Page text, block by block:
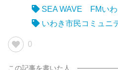
SEA WAVE FMいわ
いわき市民コミュニ
0